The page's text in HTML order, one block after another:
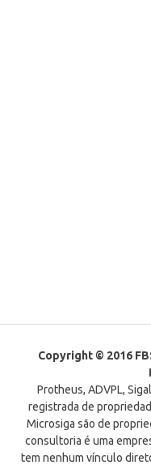
Copyright © 2016
Protheus, ADVPL,
registrada de
Microsiga são de
consultoria é uma
tem nenhum vínculo